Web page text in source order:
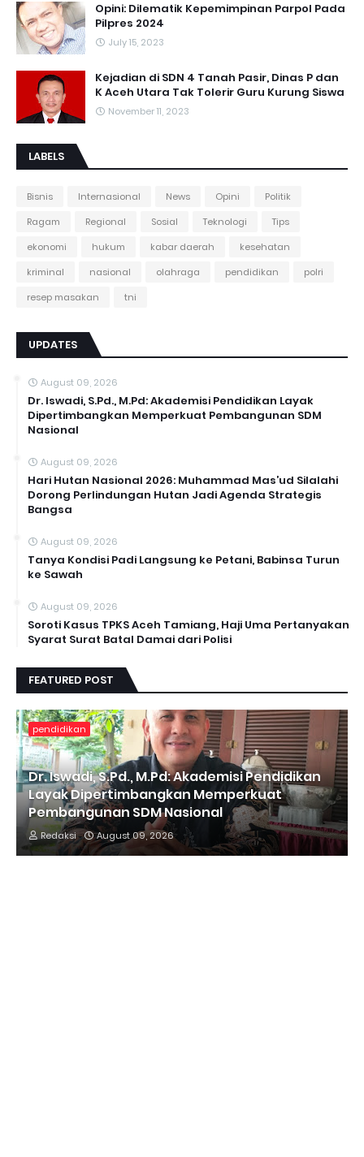
Opini: Dilematik Kepemimpinan Parpol Pada
Pilpres 2024
July 15, 2023
Kejadian di SDN 4 Tanah Pasir, Dinas P dan
K Aceh Utara Tak Tolerir Guru Kurung Siswa
November 11, 2023
LABELS
Bisnis Internasional News Opini
Politik
Ragam
Regional Sosial Teknologi
Tips
ekonomi
hukum kabar daerah
kesehatan
kriminal
nasional olahraga pendidikan
polri
resep masakan
tni
UPDATES
August 09, 2026
Dr. Iswadi, S.Pd., M.Pd: Akademisi Pendidikan Layak
Dipertimbangkan Memperkuat Pembangunan SDM
Nasional
August 09, 2026
Hari Hutan Nasional 2026: Muhammad Mas’ud Silalahi
Dorong Perlindungan Hutan Jadi Agenda Strategis
Bangsa
August 09, 2026
Tanya Kondisi Padi Langsung ke Petani, Babinsa Turun
ke Sawah
August 09, 2026
Soroti Kasus TPKS Aceh Tamiang, Haji Uma Pertanyakan
Syarat Surat Batal Damai dari Polisi
FEATURED POST
pendidikan
Dr. Iswadi, S.Pd., M.Pd: Akademisi Pendidikan
Layak Dipertimbangkan Memperkuat
Pembangunan SDM Nasional
Redaksi August 09, 2026